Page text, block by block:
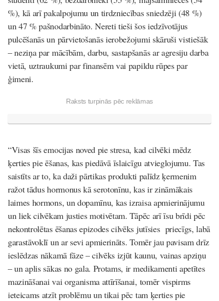
%), kā arī pakalpojumu un tirdzniecības sniedzēji (48 %)
un 47 % pašnodarbināto. Nereti tieši šos iedzīvotājus
pulcēšanās un pārvietošanās ierobežojumi skāruši vistiešāk
– neziņa par mācībām, darbu, sastapšanās ar agresiju darba
vietā, uztraukumi par finansēm vai papildu rūpes par
ģimeni.
Raksts turpinās pēc reklāmas
“Visas šīs emocijas noved pie stresa, kad cilvēki mēdz
ķerties pie ēšanas, kas piedāvā īslaicīgu atvieglojumu. Tas
saistīts ar to, ka daži pārtikas produkti palīdz ķermenim
ražot tādus hormonus kā serotonīnu, kas ir zināmākais
laimes hormons, un dopamīnu, kas izraisa apmierinājumu
un liek cilvēkam justies motivētam. Tāpēc arī īsu brīdi pēc
nekontrolētas ēšanas epizodes cilvēks jutīsies priecīgs, labā
garastāvoklī un ar sevi apmierināts. Tomēr jau pavisam drīz
ieslēdzas nākamā fāze – cilvēks izjūt kaunu, vainas apziņu
– un aplis sākas no gala. Protams, ir medikamenti apetītes
mazināšanai vai organisma attīrīšanai, tomēr vispirms
ieteicams atzīt problēmu un tikai pēc tam ķerties pie